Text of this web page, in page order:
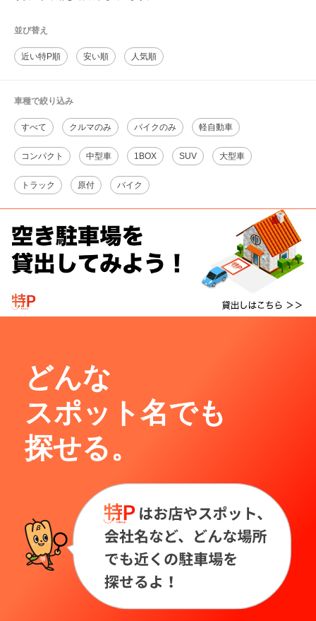
並び替え
近い特P順 安い順 人気順
車種で絞り込み
すべて クルマのみ バイクのみ 軽自動車
コンパクト 中型車 1BOX SUV 大型車
トラック 原付 バイク
どんな
スポット名でも
探せる。